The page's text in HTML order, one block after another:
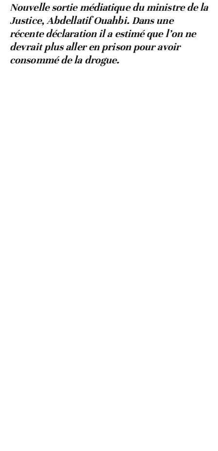
Nouvelle sortie médiatique du ministre de la
Justice, Abdellatif Ouahbi. Dans une
récente déclaration il a estimé que l’on ne
devrait plus aller en prison pour avoir
consommé de la drogue.